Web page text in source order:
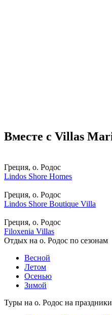
Вместе с Villas
Греция, о. Родос
Lindos Shore Homes
Греция, о. Родос
Lindos Shore Boutique Villa
Греция, о. Родос
Filoxenia Villas
Отдых на о. Родос по сезонам
Весной
Летом
Осенью
Зимой
Туры на о. Родос на